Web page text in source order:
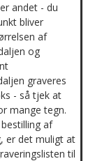
andet - du
bliver
af
og
graveres
- så tjek at
mange tegn.
af
er det muligt at
til